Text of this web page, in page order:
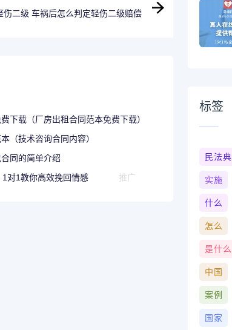
伤二级 车祸后怎么判定轻伤二级赔偿
下载（厂房出租合同范本免费下载）
（技术咨询合同内容）
同的简单介绍
对1教你高效挽回情感 推广
标签
民法典
实施
什么
怎么
是什么
中国
案例
国家